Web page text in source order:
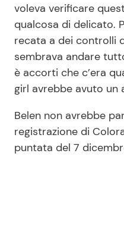
voleva verificare
qualcosa di delicato.
recata a dei controlli
sembrava andare
è accorti che c’era
girl avrebbe avuto un
Belen non avrebbe
registrazione di
puntata del 7